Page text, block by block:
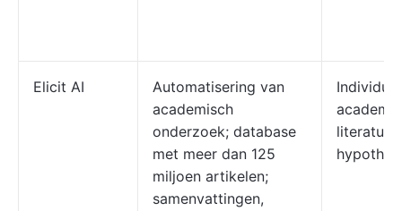
Elicit AI
Automatisering van
academisch
onderzoek; database
met meer dan 125
miljoen artikelen;
samenvattingen,